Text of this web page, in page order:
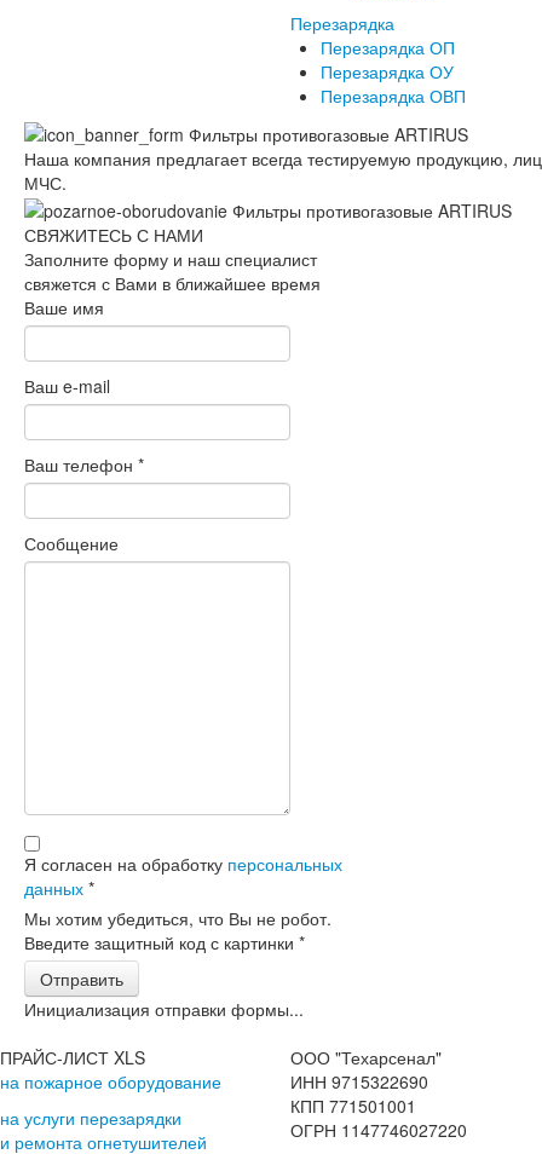
Перезарядка
Перезарядка ОП
Перезарядка ОУ
Перезарядка ОВП
Наша компания предлагает всегда тестируемую продукцию,
МЧС.
СВЯЖИТЕСЬ С НАМИ
Заполните форму и наш специалист
свяжется с Вами в ближайшее время
Ваше имя
Ваш e-mail
Ваш телефон *
Сообщение
Я согласен на обработку персональных
данных *
Мы хотим убедиться, что Вы не робот.
Введите защитный код с картинки *
Отправить
Инициализация отправки формы...
ПРАЙС-ЛИСТ XLS
на пожарное оборудование
на услуги перезарядки
и ремонта огнетушителей
ООО "Техарсенал"
ИНН 9715322690
КПП 771501001
ОГРН 1147746027220